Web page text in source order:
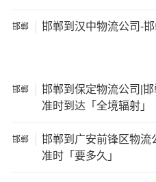
邯郸 邯郸到汉中物流公司-
邯郸
邯郸到保定物流公司|
准时到达「全境辐射」
邯郸
邯郸到广安前锋区物流
准时「要多久」